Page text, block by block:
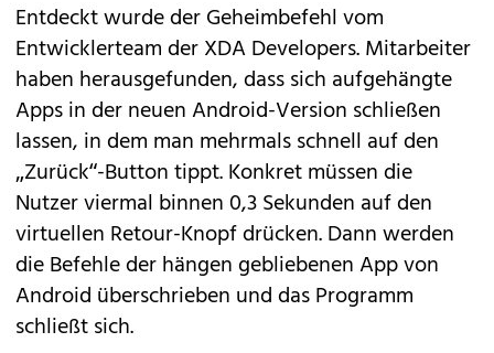
Entdeckt wurde der Geheimbefehl vom
Entwicklerteam derXDA Developers. Mitarbeiter
haben herausgefunden, dass sich aufgehängte
Apps in der neuenAndroid-Version schließen
lassen, in dem man mehrmals schnell auf den
„Zurück“-Button tippt. Konkret müssen die
Nutzer viermal binnen 0,3 Sekunden auf den
virtuellen Retour-Knopf drücken. Dann werden
die Befehle der hängen gebliebenen App von
Android überschrieben und das Programm
schließt sich.